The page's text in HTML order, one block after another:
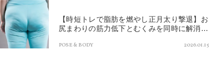
【時短トレで脂肪を燃やし正月太り撃退】お
尻まわりの筋力低下とむくみを同時に解消。
POSE & BODY 2026.01.15